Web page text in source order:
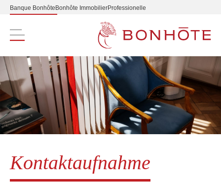
Banque Bonhôte Bonhôte ImmobilierProfessionelle
Navigation principale
Kontaktaufnahme